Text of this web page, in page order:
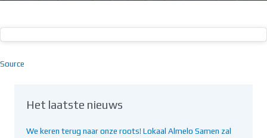
Source
Het laatste nieuws
We keren terug naar onze roots! Lokaal Almelo Samen zal